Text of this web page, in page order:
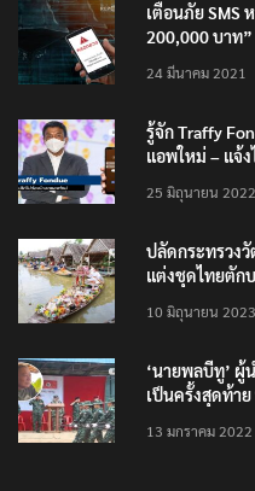
เตือนภัย SMS
200,000 บาท”
24 มีนาคม 2021
รู้จัก Traffy
แอพใหม่ – แจ้ง
25 มิถุนายน 2022
ปลัดกระทรวงวั
แต่งชุดไทยตัก
10 มิถุนายน 2023
‘นายพลบีทู’ ผู้
เป็นครั้งสุดท้า
13 มกราคม 2022